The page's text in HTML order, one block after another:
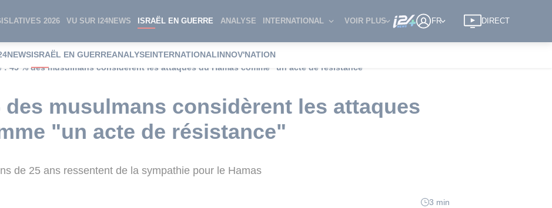
2026 VU SUR I24NEWS ISRAËL EN GUERRE ANALYSE INTERNATIONAL VOIR PLUS FR DIRECT
ISRAËL EN GUERREANALYSEINTERNATIONALINNOV'NATION
: 45 % des musulmans considèrent les attaques du Hamas comme "un acte de résistance"
des musulmans considèrent les attaques
"un acte de résistance"
de 25 ans ressentent de la sympathie pour le Hamas
3 min